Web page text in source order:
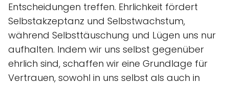
Entscheidungen treffen. Ehrlichkeit fördert
Selbstakzeptanz und Selbstwachstum,
während Selbsttäuschung und Lügen uns nur
aufhalten. Indem wir uns selbst gegenüber
ehrlich sind, schaffen wir eine Grundlage für
Vertrauen, sowohl in uns selbst als auch in